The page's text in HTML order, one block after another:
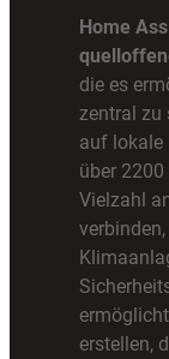
Home
die es
zentral zu
auf lokale
über
Vielzahl
erstellen,